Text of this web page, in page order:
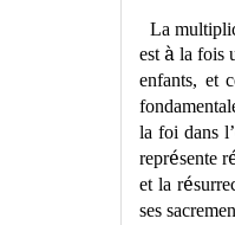
La
est à la fois
enfants, et
la foi dans l’
représente r
et la ré
ses